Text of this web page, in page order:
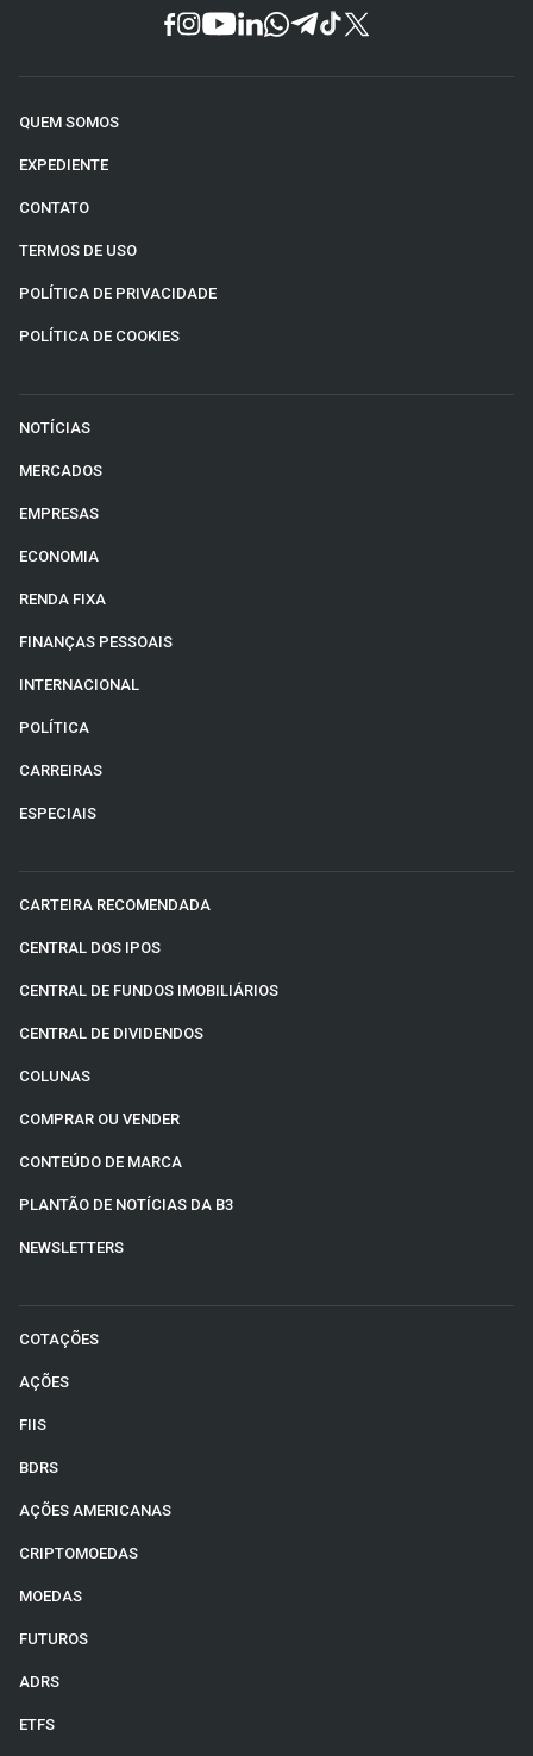
QUEM SOMOS
EXPEDIENTE
CONTATO
TERMOS DE USO
POLÍTICA DE PRIVACIDADE
POLÍTICA DE COOKIES
NOTÍCIAS
MERCADOS
EMPRESAS
ECONOMIA
RENDA FIXA
FINANÇAS PESSOAIS
INTERNACIONAL
POLÍTICA
CARREIRAS
ESPECIAIS
CARTEIRA RECOMENDADA
CENTRAL DOS IPOS
CENTRAL DE FUNDOS IMOBILIÁRIOS
CENTRAL DE DIVIDENDOS
COLUNAS
COMPRAR OU VENDER
CONTEÚDO DE MARCA
PLANTÃO DE NOTÍCIAS DA B3
NEWSLETTERS
COTAÇÕES
AÇÕES
FIIS
BDRS
AÇÕES AMERICANAS
CRIPTOMOEDAS
MOEDAS
FUTUROS
ADRS
ETFS